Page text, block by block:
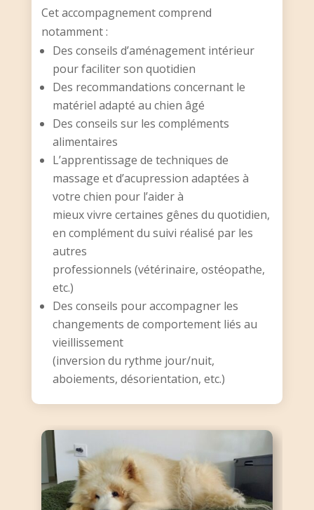
Cet accompagnement comprend
notamment :
Des conseils d’aménagement intérieur
pour faciliter son quotidien
Des recommandations concernant le
matériel adapté au chien âgé
Des conseils sur les compléments
alimentaires
L’apprentissage de techniques de
massage et d’acupression adaptées à
votre chien pour l’aider à
mieux vivre certaines gênes du quotidien,
en complément du suivi réalisé par les
autres
professionnels (vétérinaire, ostéopathe,
etc.)
Des conseils pour accompagner les
changements de comportement liés au
vieillissement
(inversion du rythme jour/nuit,
aboiements, désorientation, etc.)